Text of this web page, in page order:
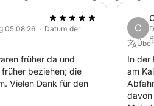
05.08.26 · Datum der
früher da und
beziehen; die
Vielen Dank für den
C
In der
am
davon